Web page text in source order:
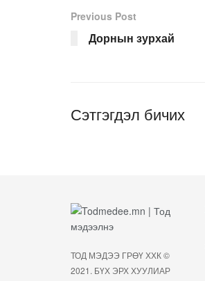
Previous Post
Дорнын зурхай
Сэтгэгдэл бичих
ТОД МЭДЭЭ ГРӨҮ ХХК ©
2021. БҮХ ЭРХ ХУУЛИАР